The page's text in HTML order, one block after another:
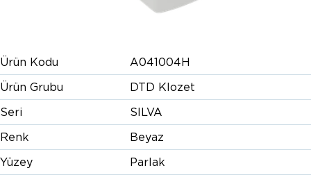
Ürün Kodu
A041004H
Ürün Grubu
DTD Klozet
Seri
SILVA
Renk
Beyaz
Yüzey
Parlak